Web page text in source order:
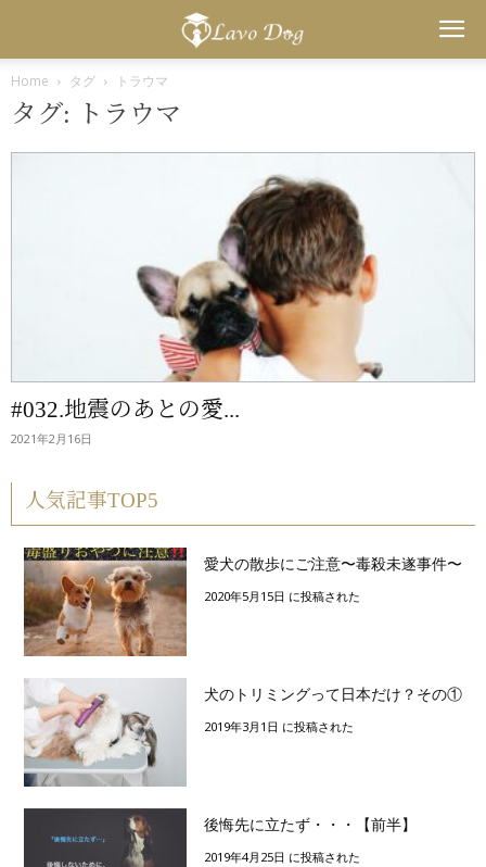
Dog
Home タグ トラウマ
タグ: トラウマ
#032.地震のあとの愛...
2021年2月16日
人気記事TOP5
愛犬の散歩にご注意〜毒殺未遂事件〜
2020年5月15日 に投稿された
犬のトリミングって日本だけ？その①
2019年3月1日 に投稿された
後悔先に立たず・・・【前半】
2019年4月25日 に投稿された